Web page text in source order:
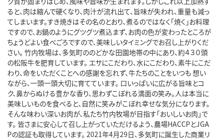
ると、肉は縮んで硬くなり、肉汁が流れ出て、旨味が失われ、重量も減っ
てしまいます。すき焼きはその名のとおり、煮るのではなく「焼く」お料理
ですので、お鍋のようにグツグツ煮込まず、お肉の色が変わったところが
ちょうどよい食べごろですので、美味しいタイミングでお召し上がりくだ
さい。 竹内牧場は、多気町ののどかな田園地帯の中にあり、約４３０頭
の松阪牛を肥育しています。 エサにこだわり、水にこだわり、素牛にこだ
わり、命をいただくことへの感謝を忘れず、牛たちのことをいつも 想い
ながら、一頭一頭大切に育てています。 口いっぱいに広がる旨味とコ
ク、鼻からぬける豊かな香り、思わずこぼれる満面の笑み。人は本当に
美味しいものを食べると、自然に笑みがこぼれ幸せな気分になります。
そんな味わい深いお肉が、私たち竹内牧場が目指す「おいしいお肉」で
す。 皆さまに安心して召し上がっていただけるよう、農場HACCPとJGA
Pの認証も取得しています。 2021年4月29日、多気町に誕生した商業リ